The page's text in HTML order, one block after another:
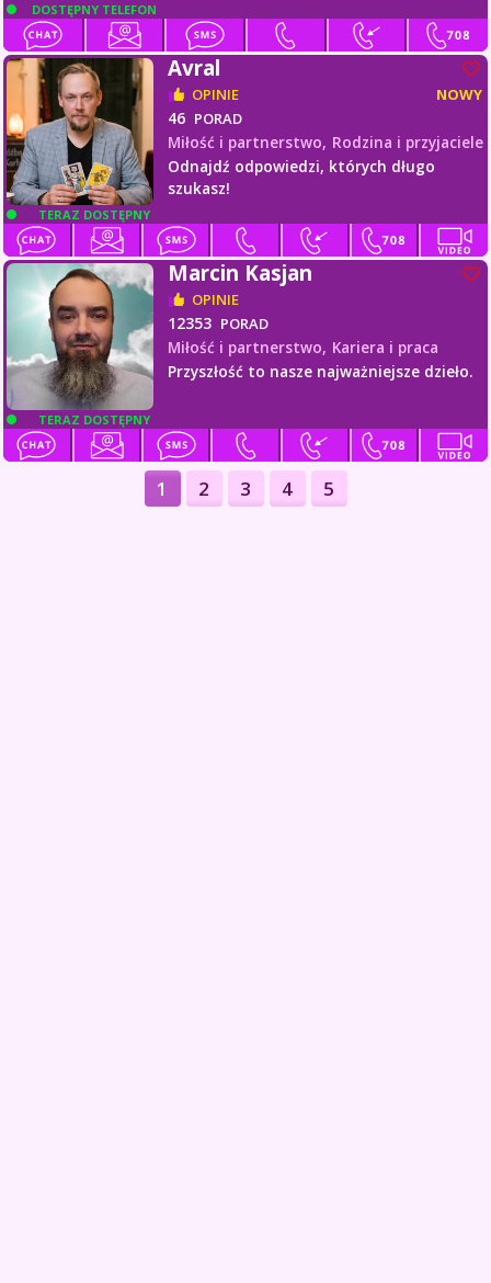
DOSTĘPNY TELEFON
TERAZ DOSTĘPNY
Avral
OPINIE NOWY
46 PORAD
Miłość i partnerstwo, Rodzina i przyjaciele
Odnajdź odpowiedzi, których długo
szukasz!
TERAZ DOSTĘPNY
Marcin Kasjan
OPINIE
12353 PORAD
Miłość i partnerstwo, Kariera i praca
Przyszłość to nasze najważniejsze dzieło.
1 2 3 4 5